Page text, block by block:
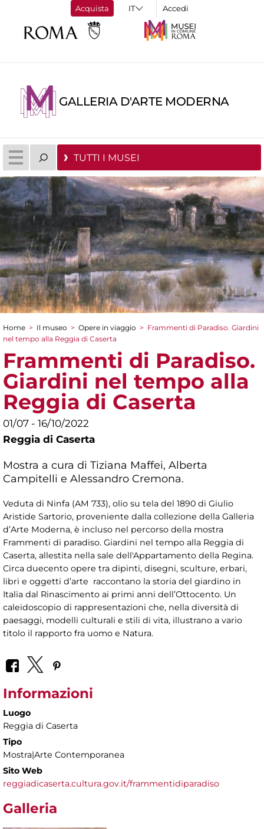
Acquista Accedi
GALLERIA D'ARTE MODERNA
TUTTI I MUSEI
Tu sei qui
Home > Il museo > Opere in viaggio > Frammenti di Paradiso. Giardini
nel tempo alla Reggia di Caserta
Frammenti di Paradiso.
Giardini nel tempo alla
Reggia di Caserta
01/07 - 16/10/2022
Reggia di Caserta
Mostra a cura di Tiziana Maffei, Alberta
Campitelli e Alessandro Cremona.
Veduta di Ninfa (AM 733), olio su tela del 1890 di Giulio
Aristide Sartorio, proveniente dalla collezione della Galleria
d’Arte Moderna, è incluso nel percorso della mostra
Frammenti di paradiso. Giardini nel tempo alla Reggia di
Caserta, allestita nella sale dell'Appartamento della Regina.
Circa duecento opere tra dipinti, disegni, sculture, erbari,
libri e oggetti d’arte raccontano la storia del giardino in
Italia dal Rinascimento ai primi anni dell’Ottocento. Un
caleidoscopio di rappresentazioni che, nella diversità di
paesaggi, modelli culturali e stili di vita, illustrano a vario
titolo il rapporto fra uomo e Natura.
Informazioni
Luogo
Reggia di Caserta
Tipo
Mostra|Arte Contemporanea
Sito Web
reggiadicaserta.cultura.gov.it/frammentidiparadiso
Galleria